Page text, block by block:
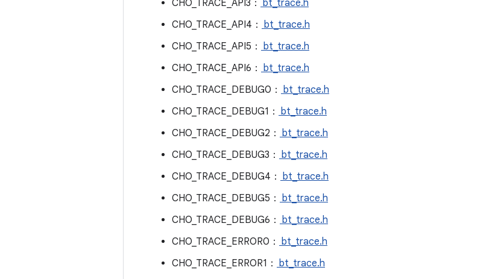
CHO_TRACE_API3： bt_trace.h
CHO_TRACE_API4： bt_trace.h
CHO_TRACE_API5： bt_trace.h
CHO_TRACE_API6： bt_trace.h
CHO_TRACE_DEBUG0： bt_trace.h
CHO_TRACE_DEBUG1： bt_trace.h
CHO_TRACE_DEBUG2： bt_trace.h
CHO_TRACE_DEBUG3： bt_trace.h
CHO_TRACE_DEBUG4： bt_trace.h
CHO_TRACE_DEBUG5： bt_trace.h
CHO_TRACE_DEBUG6： bt_trace.h
CHO_TRACE_ERROR0： bt_trace.h
CHO_TRACE_ERROR1： bt_trace.h